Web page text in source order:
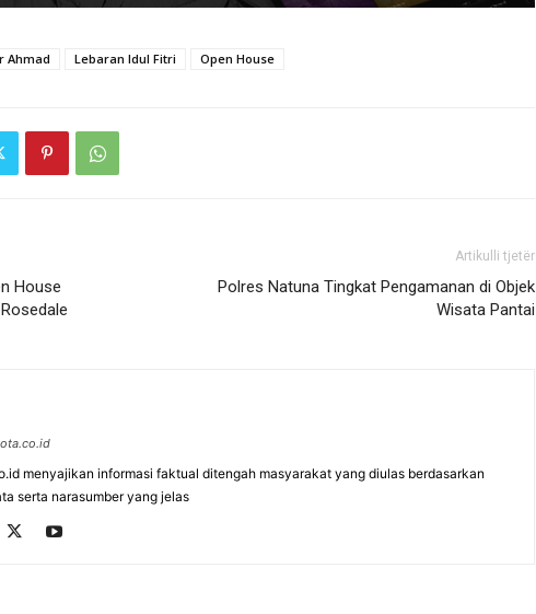
Ahmad Lebaran Idul Fitri Open House
House
Artikulli tjetër
Polres Natuna Tingkat Pengamanan di Objek
Wisata Pantai
menyajikan informasi faktual ditengah masyarakat yang diulas berdasarkan
serta narasumber yang jelas